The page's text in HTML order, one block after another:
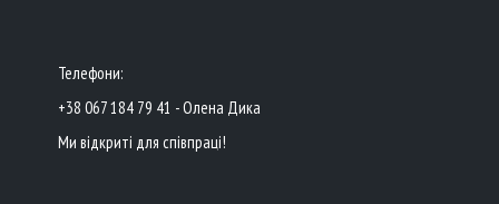
Телефони:
+38 067 184 79 41 - Олена Дика
Ми відкриті для співпраці!